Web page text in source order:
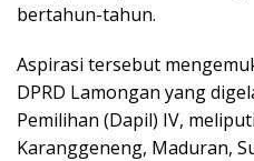
bertahun-tahun.
Aspirasi tersebut
DPRD Lamongan yang
Pemilihan (Dapil) IV,
Karanggeneng, Maduran,